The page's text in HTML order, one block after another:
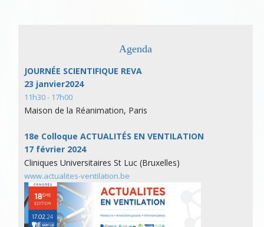
Agenda
JOURNÉE SCIENTIFIQUE REVA
23 janvier2024
11h30 - 17h00
Maison de la Réanimation, Paris
18e Colloque ACTUALITÉS EN VENTILATION
17 février 2024
Cliniques Universitaires St Luc (Bruxelles)
www.actualites-ventilation.be